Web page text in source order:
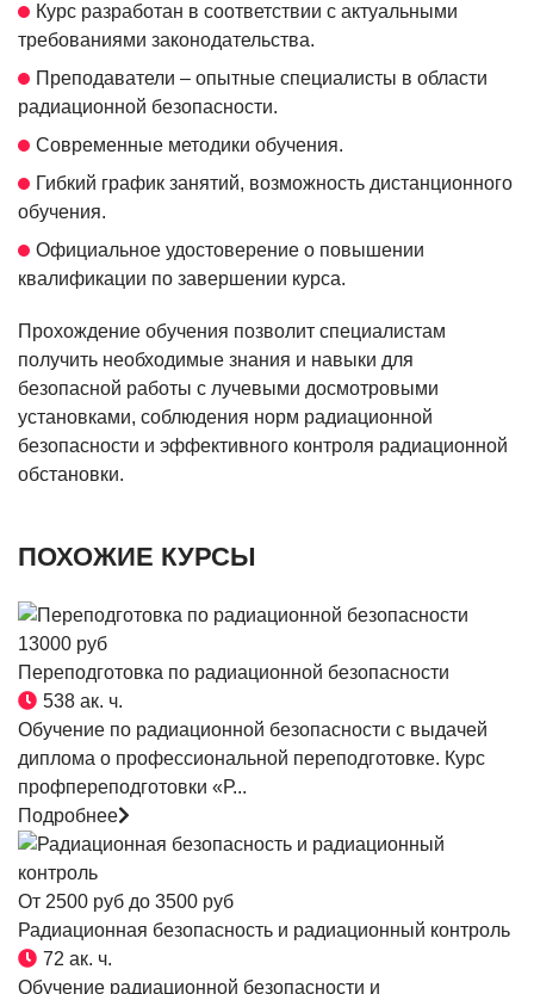
Курс разработан в соответствии с актуальными
требованиями законодательства.
Преподаватели – опытные специалисты в области
радиационной безопасности.
Современные методики обучения.
Гибкий график занятий, возможность дистанционного
обучения.
Официальное удостоверение о повышении
квалификации по завершении курса.
Прохождение обучения позволит специалистам
получить необходимые знания и навыки для
безопасной работы с лучевыми досмотровыми
установками, соблюдения норм радиационной
безопасности и эффективного контроля радиационной
обстановки.
ПОХОЖИЕ КУРСЫ
13000 руб
Переподготовка по радиационной безопасности
538 ак. ч.
Обучение по радиационной безопасности с выдачей
диплома о профессиональной переподготовке. Курс
профпереподготовки «Р...
Подробнее
От 2500 руб до 3500 руб
Радиационная безопасность и радиационный контроль
72 ак. ч.
Обучение радиационной безопасности и